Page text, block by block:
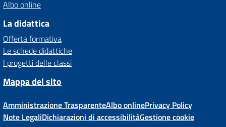
Albo online
La didattica
Offerta formativa
Le schede didattiche
I progetti delle classi
Mappa del sito
Amministrazione TrasparenteAlbo onlinePrivacy Policy
Note LegaliDichiarazioni di accessibilitàGestione cookie